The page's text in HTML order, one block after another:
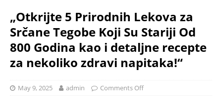
„Otkrijte 5 Prirodnih Lekova za
Srčane Tegobe Koji Su Stariji Od
800 Godina kao i detaljne recepte
za nekoliko zdravi napitaka!“
May 9, 2025 admin Comments Off